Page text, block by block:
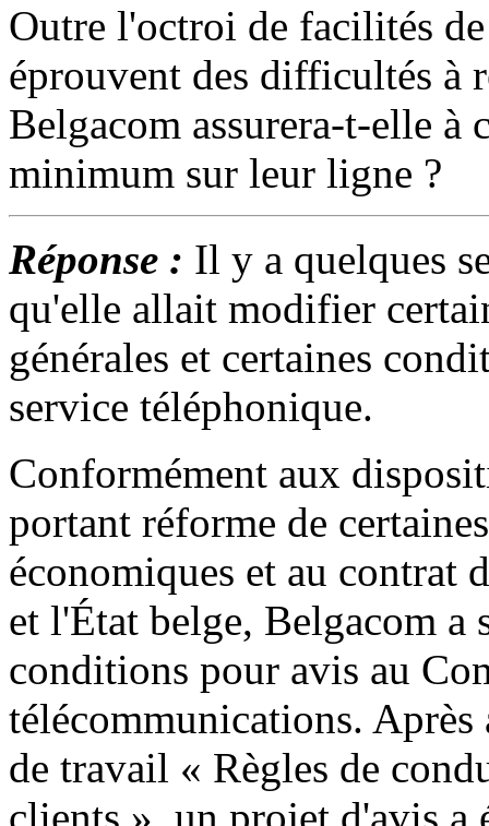
Outre l'octroi de facilités
éprouvent des difficultés à
Belgacom assurera-t-elle à
minimum sur leur ligne ?
Réponse : Il y a quelques
qu'elle allait modifier
générales et certaines
service téléphonique.
Conformément aux
portant réforme de
économiques et au contrat
et l'État belge, Belgacom a
conditions pour avis au
télécommunications.
de travail « Règles de